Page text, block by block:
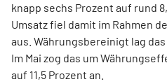
knapp sechs Prozent auf rund
Umsatz fiel damit im Rahmen
aus. Währungsbereinigt lag
Im Mai zog das um
auf 11,5 Prozent an.